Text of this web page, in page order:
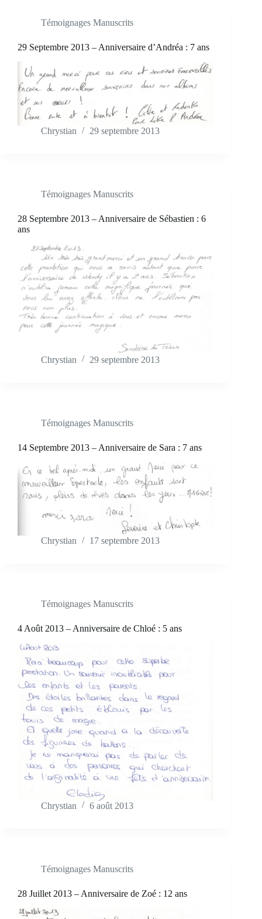
Témoignages Manuscrits
29 Septembre 2013 – Anniversaire d’Andréa : 7 ans
Chrystian 29 septembre 2013
Témoignages Manuscrits
28 Septembre 2013 – Anniversaire de Sébastien : 6
ans
Chrystian 29 septembre 2013
Témoignages Manuscrits
14 Septembre 2013 – Anniversaire de Sara : 7 ans
Chrystian 17 septembre 2013
Témoignages Manuscrits
4 Août 2013 – Anniversaire de Chloé : 5 ans
Chrystian 6 août 2013
Témoignages Manuscrits
28 Juillet 2013 – Anniversaire de Zoé : 12 ans